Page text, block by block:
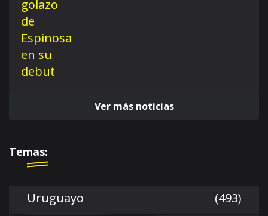
Ver más noticias
Temas:
Uruguayo (493)